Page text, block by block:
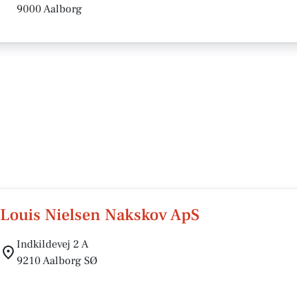
9000 Aalborg
Louis Nielsen Nakskov ApS
Indkildevej 2 A
9210 Aalborg SØ